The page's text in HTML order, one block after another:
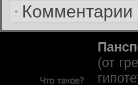
Комментарии
(от